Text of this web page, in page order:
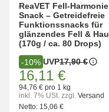
ReaVET Fell-Harmonie
Snack – Getreidefreie
Funktionssnacks für
glänzendes Fell &
(170g / ca. 80 Drops)
-10% UVP17,90 €
16,11 €
94,76 € pro 1 kg
inkl. 7% USt. zzgl. Versand
Netto: 15,06 €